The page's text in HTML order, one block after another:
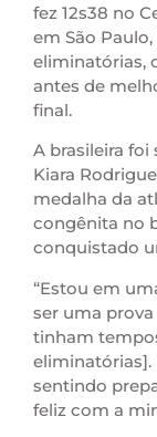
fez 12s38 no
em São
eliminatórias,
antes de
final.
A brasileira
Kiara
medalha da
congênita no
conquistado
“Estou em
ser uma
tinham
eliminatórias].
sentindo
feliz com a